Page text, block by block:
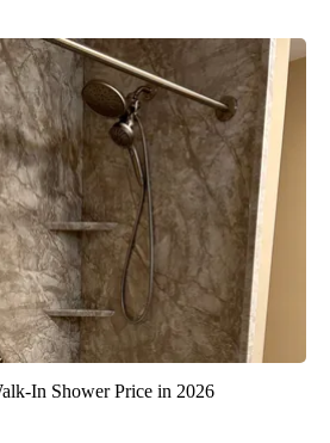
In Shower Price in 2026